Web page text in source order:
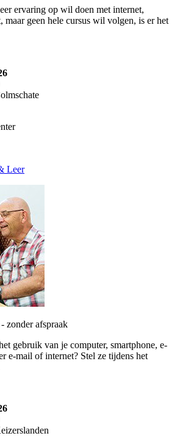
ervaring op wil doen met internet,
maar geen hele cursus wil volgen, is er het
Leer
zonder afspraak
gebruik van je computer, smartphone, e-
e-mail of internet? Stel ze tijdens het